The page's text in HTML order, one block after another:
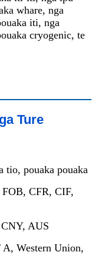
whare, nga
iti, nga
cryogenic, te
Ture
tio, pouaka pouaka
CFR, CIF,
AUS
Western Union,